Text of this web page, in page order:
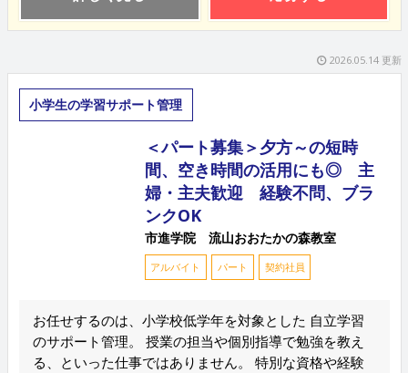
2026.05.14 更新
小学生の学習サポート管理
＜パート募集＞夕方～の短時
間、空き時間の活用にも◎ 主
婦・主夫歓迎 経験不問、ブラ
ンクOK
市進学院 流山おおたかの森教室
アルバイト パート 契約社員
お任せするのは、小学校低学年を対象とした 自立学習
のサポート管理。 授業の担当や個別指導で勉強を教え
る、といった仕事ではありません。 特別な資格や経験